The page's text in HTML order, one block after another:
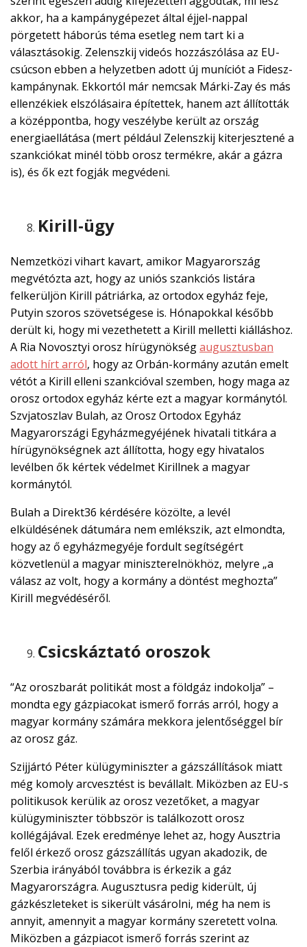
akkor, ha a kampánygépezet által éjjel-nappal
pörgetett háborús téma esetleg nem tart ki a
választásokig. Zelenszkij videós hozzászólása az EU-
csúcson ebben a helyzetben adott új muníciót a Fidesz-
kampánynak. Ekkortól már nemcsak Márki-Zay és más
ellenzékiek elszólásaira építettek, hanem azt állították
a középpontba, hogy veszélybe került az ország
energiaellátása (mert például Zelenszkij kiterjesztené a
szankciókat minél több orosz termékre, akár a gázra
is), és ők ezt fogják megvédeni.
Kirill-ügy
Nemzetközi vihart kavart, amikor Magyarország
megvétózta azt, hogy az uniós szankciós listára
felkerüljön Kirill pátriárka, az ortodox egyház feje,
Putyin szoros szövetségese is. Hónapokkal később
derült ki, hogy mi vezethetett a Kirill melletti kiálláshoz.
A Ria Novosztyi orosz hírügynökségaugusztusban
adott hírt arról, hogy az Orbán-kormány azután emelt
vétót a Kirill elleni szankcióval szemben, hogy maga az
orosz ortodox egyház kérte ezt a magyar kormánytól.
Szvjatoszlav Bulah, az Orosz Ortodox Egyház
Magyarországi Egyházmegyéjének hivatali titkára a
hírügynökségnek azt állította, hogy egy hivatalos
levélben ők kértek védelmet Kirillnek a magyar
kormánytól.
Bulah a Direkt36 kérdésére közölte, a levél
elküldésének dátumára nem emlékszik, azt elmondta,
hogy az ő egyházmegyéje fordult segítségért
közvetlenül a magyar miniszterelnökhöz, melyre „a
válasz az volt, hogy a kormány a döntést meghozta”
Kirill megvédéséről.
Csicskáztató oroszok
“Az oroszbarát politikát most a földgáz indokolja” –
mondta egy gázpiacokat ismerő forrás arról, hogy a
magyar kormány számára mekkora jelentőséggel bír
az orosz gáz.
Szijjártó Péter külügyminiszter a gázszállítások miatt
még komoly arcvesztést is bevállalt. Miközben az EU-s
politikusok kerülik az orosz vezetőket, a magyar
külügyminiszter többször is találkozott orosz
kollégájával. Ezek eredménye lehet az, hogy Ausztria
felől érkező orosz gázszállítás ugyan akadozik, de
Szerbia irányából továbbra is érkezik a gáz
Magyarországra. Augusztusra pedig kiderült, új
gázkészleteket is sikerült vásárolni, még ha nem is
annyit, amennyit a magyar kormány szeretett volna.
Miközben a gázpiacot ismerő forrás szerint az